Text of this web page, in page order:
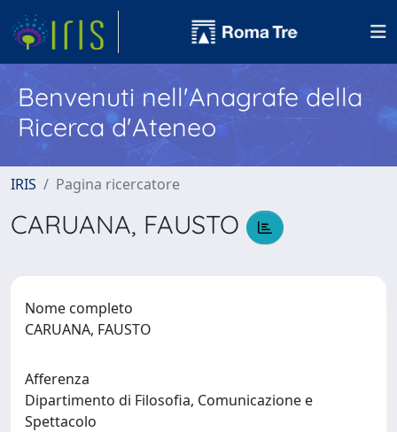
Benvenuti nell'Anagrafe della
Ricerca d'Ateneo
IRIS Pagina ricercatore
CARUANA, FAUSTO
Nome completo
CARUANA, FAUSTO
Afferenza
Dipartimento di Filosofia, Comunicazione e
Spettacolo